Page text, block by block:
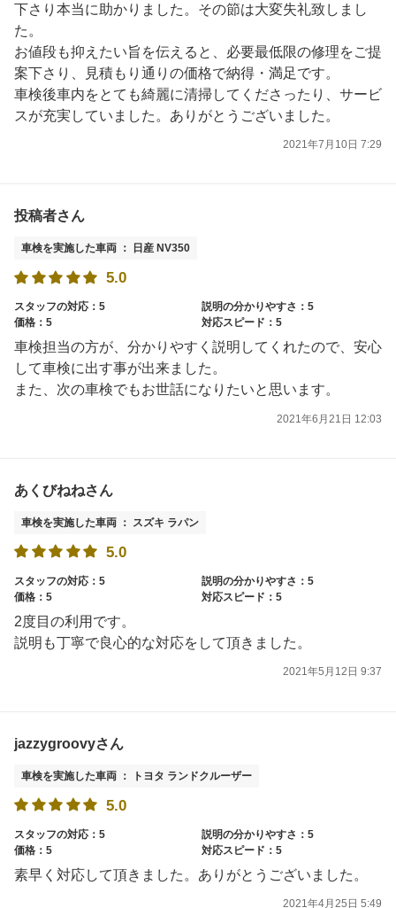
下さり本当に助かりました。その節は大変失礼致しまし
た。
お値段も抑えたい旨を伝えると、必要最低限の修理をご提
案下さり、見積もり通りの価格で納得・満足です。
車検後車内をとても綺麗に清掃してくださったり、サービ
スが充実していました。ありがとうございました。
2021年7月10日 7:29
投稿者さん
車検を実施した車両 ： 日産 NV350
5.0
スタッフの対応：5
説明の分かりやすさ：5
価格：5
対応スピード：5
車検担当の方が、分かりやすく説明してくれたので、安心
して車検に出す事が出来ました。
また、次の車検でもお世話になりたいと思います。
2021年6月21日 12:03
あくびねねさん
車検を実施した車両 ： スズキ ラパン
5.0
スタッフの対応：5
説明の分かりやすさ：5
価格：5
対応スピード：5
2度目の利用です。
説明も丁寧で良心的な対応をして頂きました。
2021年5月12日 9:37
jazzygroovyさん
車検を実施した車両 ： トヨタ ランドクルーザー
5.0
スタッフの対応：5
説明の分かりやすさ：5
価格：5
対応スピード：5
素早く対応して頂きました。ありがとうございました。
2021年4月25日 5:49